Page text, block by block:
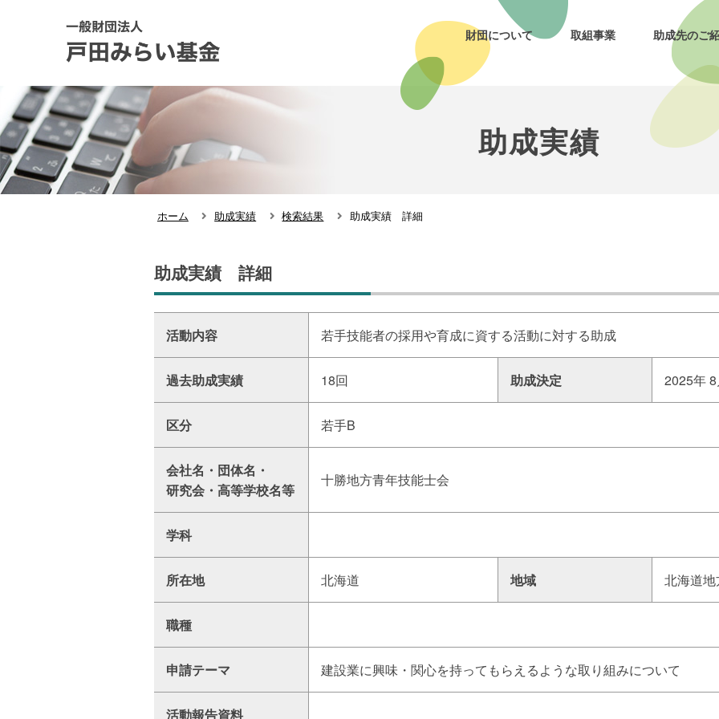
財団について 取組事業 助成先のご
助成実績
ホーム 助成実績 検索結果 助成実績 詳細
助成実績 詳細
活動内容 若手技能者の採用や育成に資する活動に対する助成
過去助成実績 18回 助成決定 2025年
区分 若手B
会社名・団体名・
研究会・高等学校名等
十勝地方青年技能士会
学科
所在地 北海道 地域 北海道地
職種
申請テーマ 建設業に興味・関心を持ってもらえるような取り組みについて
活動報告資料